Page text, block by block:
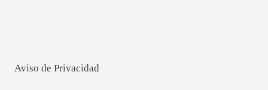
Aviso de Privacidad